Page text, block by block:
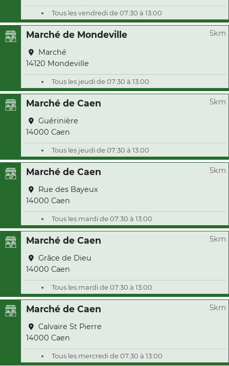
Tous les vendredi de 07:30 à 13:00
Marché de Mondeville 5km
Marché
14120 Mondeville
Tous les jeudi de 07:30 à 13:00
Marché de Caen 5km
Guérinière
14000 Caen
Tous les jeudi de 07:30 à 13:00
Marché de Caen 5km
Rue des Bayeux
14000 Caen
Tous les mardi de 07:30 à 13:00
Marché de Caen 5km
Grâce de Dieu
14000 Caen
Tous les mardi de 07:30 à 13:00
Marché de Caen 5km
Calvaire St Pierre
14000 Caen
Tous les mercredi de 07:30 à 13:00